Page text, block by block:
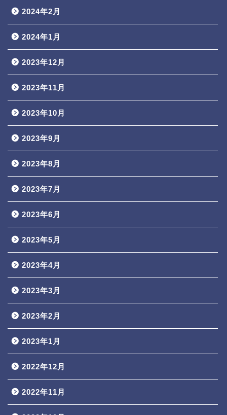
2024年2月
2024年1月
2023年12月
2023年11月
2023年10月
2023年9月
2023年8月
2023年7月
2023年6月
2023年5月
2023年4月
2023年3月
2023年2月
2023年1月
2022年12月
2022年11月